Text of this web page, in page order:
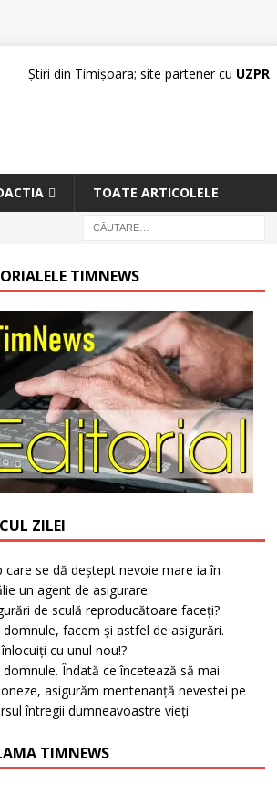
Știri din Timișoara; site partener cu UZPR
TOATE ARTICOLELE
TIMNEWS
ZILEI
care se dă deștept nevoie mare ia în
un agent de asigurare:
de sculă reproducătoare faceți?
facem și astfel de asigurări.
cu unul nou!?
Îndată ce încetează să mai
asigurăm mentenanță nevestei pe
întregii dumneavoastre vieți.
TIMNEWS